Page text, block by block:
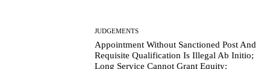
JUDGEMENTS
Appointment Without Sanctioned Post And
Requisite Qualification Is Illegal Ab Initio;
Long Service Cannot Grant Equity: